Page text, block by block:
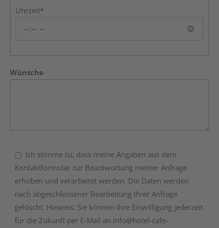
Uhrzeit*
Wünsche
Ich stimme zu, dass meine Angaben aus dem
Kontaktformular zur Beantwortung meiner Anfrage
erhoben und verarbeitet werden. Die Daten werden
nach abgeschlossener Bearbeitung Ihrer Anfrage
gelöscht. Hinweis: Sie können Ihre Einwilligung jederzeit
für die Zukunft per E-Mail an info@hotel-cafe-